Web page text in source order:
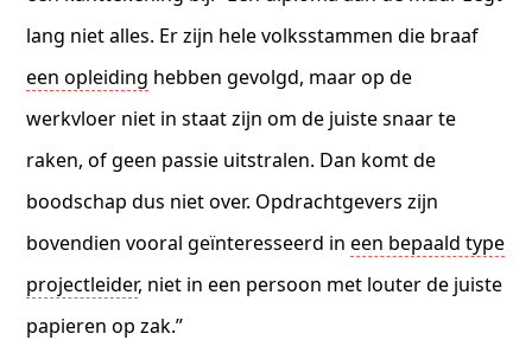
lang niet alles. Er zijn hele volksstammen die braaf
een opleiding hebben gevolgd, maar op de
werkvloer niet in staat zijn om de juiste snaar te
raken, of geen passie uitstralen. Dan komt de
boodschap dus niet over. Opdrachtgevers zijn
bovendien vooral geïnteresseerd ineen bepaald type
projectleider, niet in een persoon met louter de juiste
papieren op zak.”